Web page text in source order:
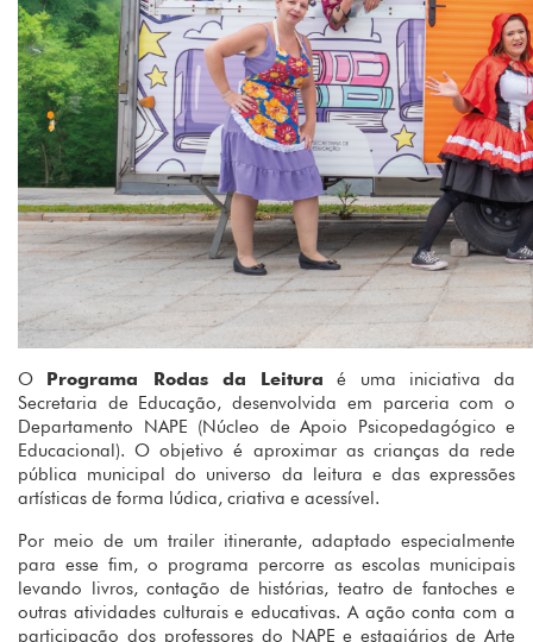
O Programa Rodas da Leitura é uma iniciativa da
Secretaria de Educação, desenvolvida em parceria com o
Departamento NAPE (Núcleo de Apoio Psicopedagógico e
Educacional). O objetivo é aproximar as crianças da rede
pública municipal do universo da leitura e das expressões
artísticas de forma lúdica, criativa e acessível.
Por meio de um trailer itinerante, adaptado especialmente
para esse fim, o programa percorre as escolas municipais
levando livros, contação de histórias, teatro de fantoches e
outras atividades culturais e educativas. A ação conta com a
participação dos professores do NAPE e estagiários de Arte